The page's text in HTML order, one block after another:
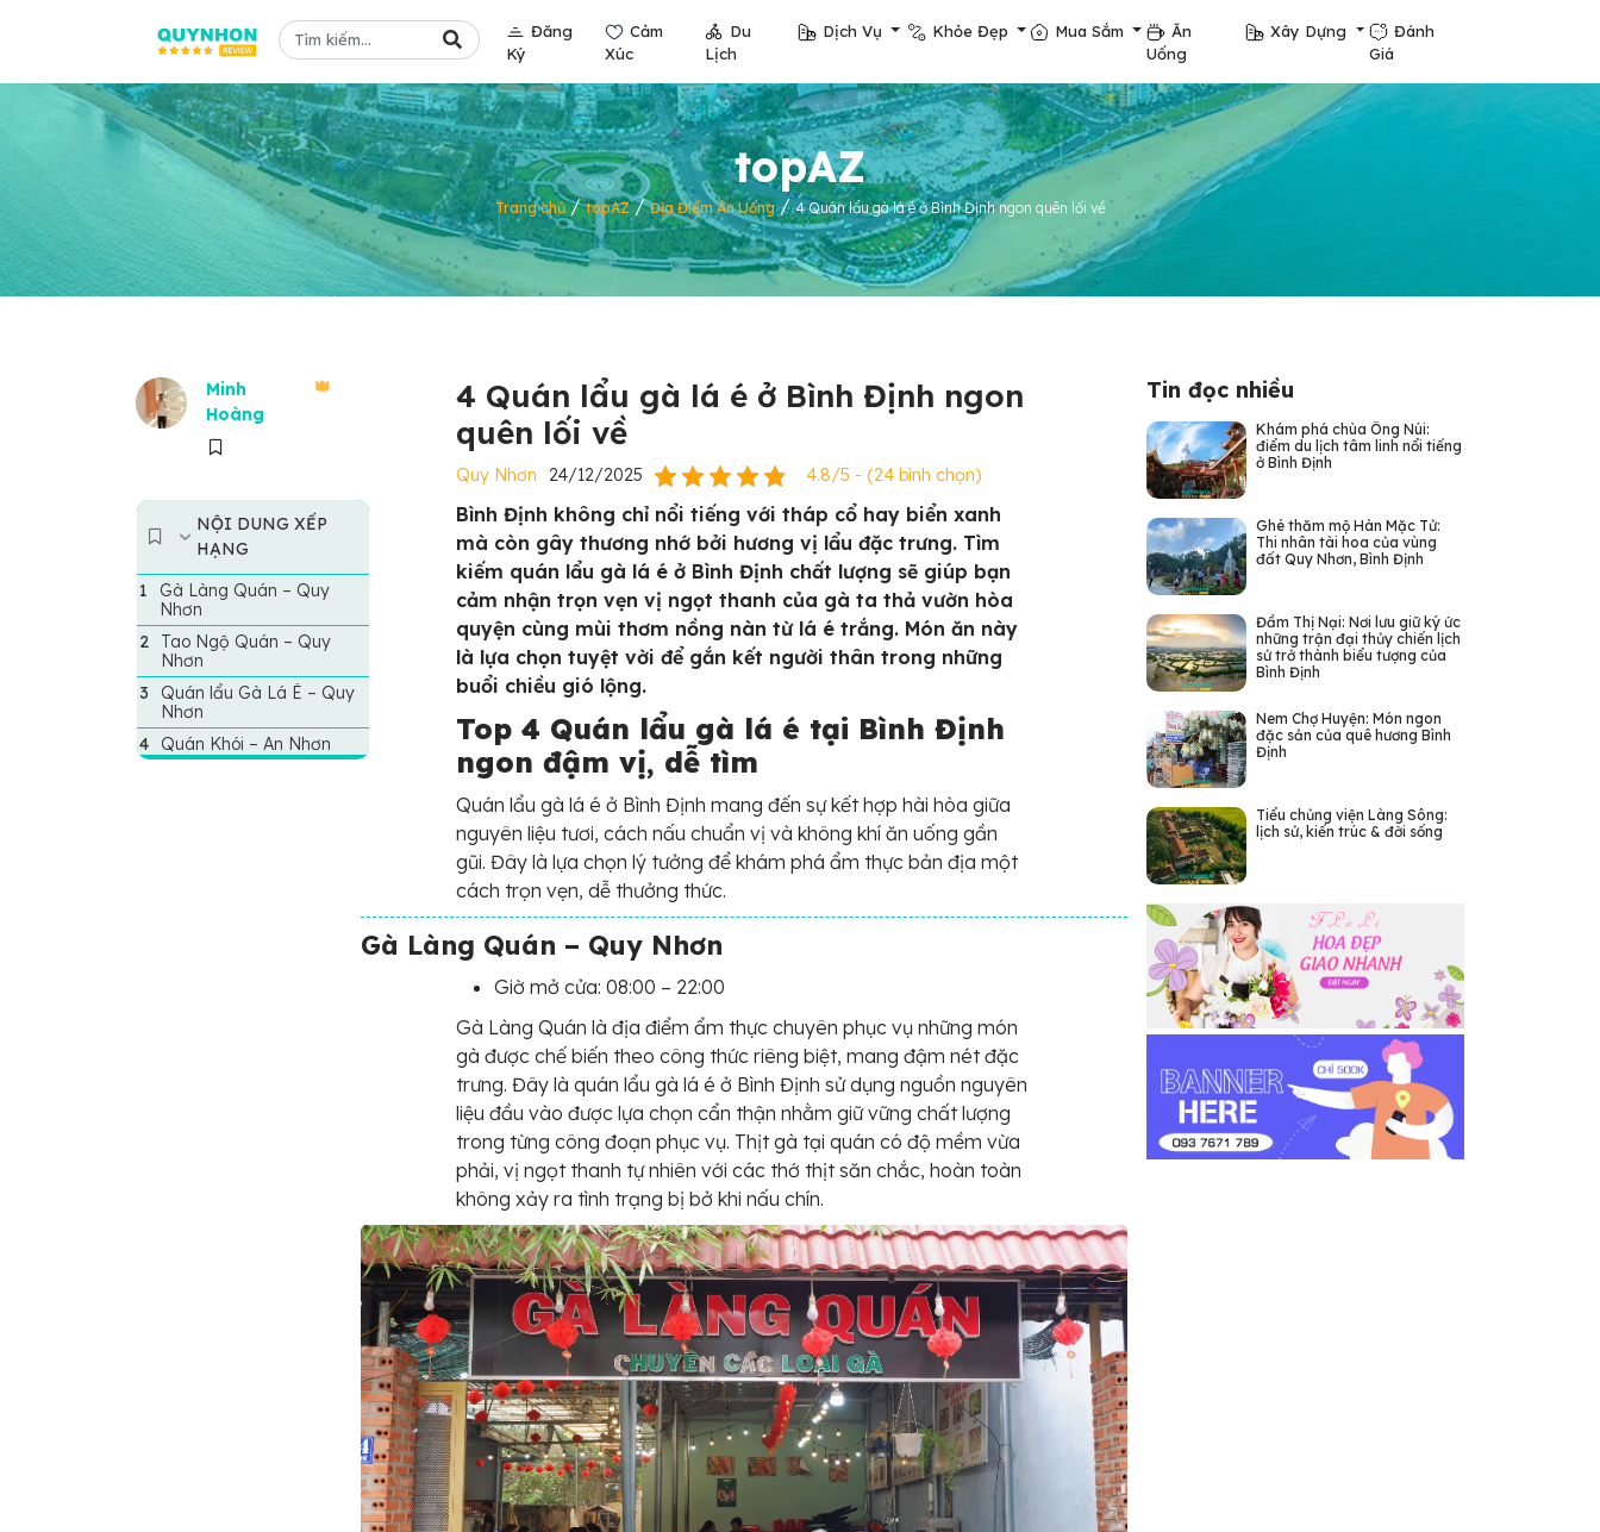
Đăng
Ký
Cảm
Xúc
Du
Lịch
Dịch Vụ Khỏe Đẹp Mua Sắm
Ăn
Uống
Xây Dựng
Đánh
Giá
topAZ
Trang chủ/topAZ/Địa Điểm Ăn Uống/4 Quán lẩu gà lá é ở Bình Định ngon quên lối về
Minh
Hoàng
4 Quán lẩu gà lá é ở Bình Định ngon
quên lối về
Quy Nhơn 24/12/2025 4.8/5 - (24 bình chọn)
NỘI DUNG XẾP
HẠNG
Gà Làng Quán – Quy
Nhơn
Tao Ngộ Quán – Quy
Nhơn
Quán lẩu Gà Lá É – Quy
Nhơn
Quán Khói – An Nhơn
Bình Định không chỉ nổi tiếng với tháp cổ hay biển xanh
mà còn gây thương nhớ bởi hương vị lẩu đặc trưng. Tìm
kiếm quán lẩu gà lá é ở Bình Định chất lượng sẽ giúp bạn
cảm nhận trọn vẹn vị ngọt thanh của gà ta thả vườn hòa
quyện cùng mùi thơm nồng nàn từ lá é trắng. Món ăn này
là lựa chọn tuyệt vời để gắn kết người thân trong những
buổi chiều gió lộng.
Top 4 Quán lẩu gà lá é tại Bình Định
ngon đậm vị, dễ tìm
Quán lẩu gà lá é ở Bình Định mang đến sự kết hợp hài hòa giữa
nguyên liệu tươi, cách nấu chuẩn vị và không khí ăn uống gần
gũi. Đây là lựa chọn lý tưởng để khám phá ẩm thực bản địa một
cách trọn vẹn, dễ thưởng thức.
Gà Làng Quán – Quy Nhơn
Giờ mở cửa: 08:00 – 22:00
Gà Làng Quán là địa điểm ẩm thực chuyên phục vụ những món
gà được chế biến theo công thức riêng biệt, mang đậm nét đặc
trưng. Đây là quán lẩu gà lá é ở Bình Định sử dụng nguồn nguyên
liệu đầu vào được lựa chọn cẩn thận nhằm giữ vững chất lượng
trong từng công đoạn phục vụ. Thịt gà tại quán có độ mềm vừa
phải, vị ngọt thanh tự nhiên với các thớ thịt săn chắc, hoàn toàn
không xảy ra tình trạng bị bở khi nấu chín.
Tin đọc nhiều
Khám phá chùa Ông Núi:
điểm du lịch tâm linh nổi tiếng
ở Bình Định
Ghé thăm mộ Hàn Mặc Tử:
Thi nhân tài hoa của vùng
đất Quy Nhơn, Bình Định
Đầm Thị Nại: Nơi lưu giữ ký ức
những trận đại thủy chiến lịch
sử trở thành biểu tượng của
Bình Định
Nem Chợ Huyện: Món ngon
đặc sản của quê hương Bình
Định
Tiểu chủng viện Làng Sông:
lịch sử, kiến trúc & đời sống